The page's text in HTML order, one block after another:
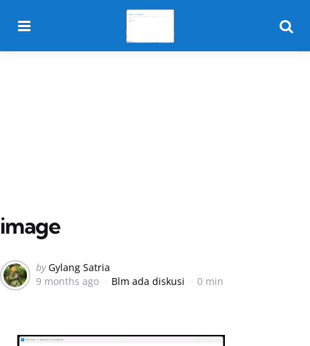
image
Posted
by
by Gylang Satria
9 months ago
Blm ada diskusi 0 min